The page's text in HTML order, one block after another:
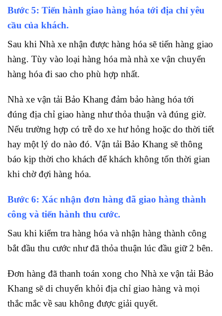
Bước 5: Tiến hành giao hàng hóa tới địa chỉ yêu
cầu của khách.
Sau khi Nhà xe nhận được hàng hóa sẽ tiến hàng giao
hàng. Tùy vào loại hàng hóa mà nhà xe vận chuyển
hàng hóa đi sao cho phù hợp nhất.
Nhà xe vận tải Bảo Khang đảm bảo hàng hóa tới
đúng địa chỉ giao hàng như thỏa thuận và đúng giờ.
Nếu trường hợp có trễ do xe hư hỏng hoặc do thời tiết
hay một lý do nào đó. Vận tải Bảo Khang sẽ thông
báo kịp thời cho khách để khách không tốn thời gian
khi chờ đợi hàng hóa.
Bước 6: Xác nhận đơn hàng đã giao hàng thành
công và tiến hành thu cước.
Sau khi kiểm tra hàng hóa và nhận hàng thành công
bắt đầu thu cước như đã thỏa thuận lúc đầu giữ 2 bên.
Đơn hàng đã thanh toán xong cho Nhà xe vận tải Bảo
Khang sẽ di chuyển khỏi địa chỉ giao hàng và mọi
thắc mắc về sau không được giải quyết.